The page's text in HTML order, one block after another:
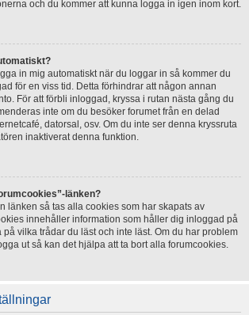
och du kommer att kunna logga in igen inom kort.
in mig automatiskt när du loggar in så kommer du
för en viss tid. Detta förhindrar att någon annan
För att förbli inloggad, kryssa i rutan nästa gång du
inte om du besöker forumet från en delad
datorsal, osv. Om du inte ser denna kryssruta
inaktiverat denna funktion.
länken?
länken så tas alla cookies som har skapats av
innehåller information som håller dig inloggad på
vilka trådar du läst och inte läst. Om du har problem
ut så kan det hjälpa att ta bort alla forumcookies.